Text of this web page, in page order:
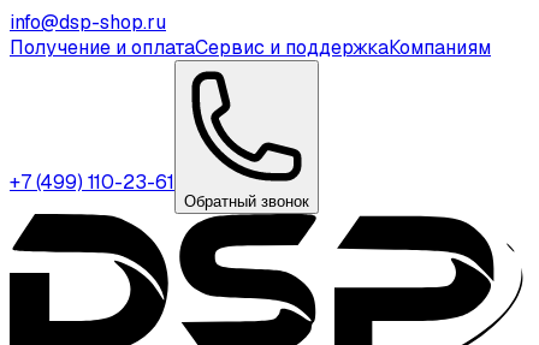
info@dsp-shop.ru
Получение и оплатаСервис и поддержкаКомпаниям
+7 (499) 110-23-61
Обратный звонок